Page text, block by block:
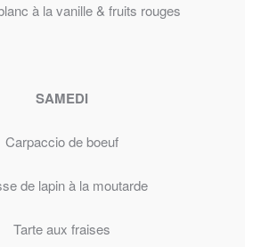
à la vanille & fruits rouges
SAMEDI
Carpaccio de boeuf
de lapin à la moutarde
Tarte aux fraises